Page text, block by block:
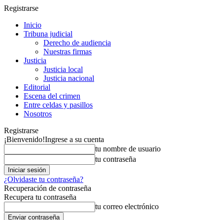
Registrarse
Inicio
Tribuna judicial
Derecho de audiencia
Nuestras firmas
Justicia
Justicia local
Justicia nacional
Editorial
Escena del crimen
Entre celdas y pasillos
Nosotros
Registrarse
¡Bienvenido!Ingrese a su cuenta
tu nombre de usuario
tu contraseña
¿Olvidaste tu contraseña?
Recuperación de contraseña
Recupera tu contraseña
tu correo electrónico